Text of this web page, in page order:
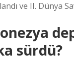
ve II. Dünya
sürdü?